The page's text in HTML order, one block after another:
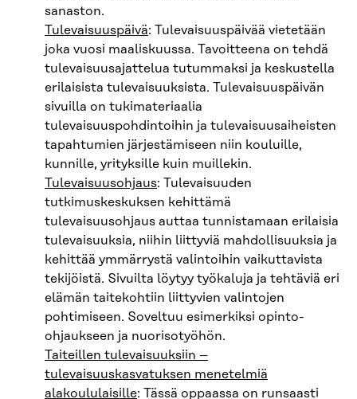
sanaston.
Tulevaisuuspäivä: Tulevaisuuspäivää vietetään
joka vuosi maaliskuussa. Tavoitteena on tehdä
tulevaisuusajattelua tutummaksi ja keskustella
erilaisista tulevaisuuksista. Tulevaisuuspäivän
sivuilla on tukimateriaalia
tulevaisuuspohdintoihin ja tulevaisuusaiheisten
tapahtumien järjestämiseen niin kouluille,
kunnille, yrityksille kuin muillekin.
Tulevaisuusohjaus: Tulevaisuuden
tutkimuskeskuksen kehittämä
tulevaisuusohjaus auttaa tunnistamaan erilaisia
tulevaisuuksia, niihin liittyviä mahdollisuuksia ja
kehittää ymmärrystä valintoihin vaikuttavista
tekijöistä. Sivuilta löytyy työkaluja ja tehtäviä eri
elämän taitekohtiin liittyvien valintojen
pohtimiseen. Soveltuu esimerkiksi opinto-
ohjaukseen ja nuorisotyöhön.
Taiteillen tulevaisuuksiin –
tulevaisuuskasvatuksen menetelmiä
alakoululaisille: Tässä oppaassa on runsaasti